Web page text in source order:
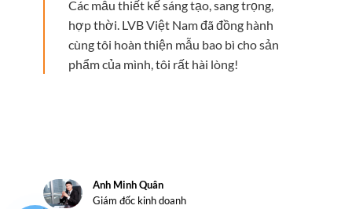
Các mẫu thiết kế sáng tạo, sang trọng,
hợp thời. LVB Việt Nam đã đồng hành
cùng tôi hoàn thiện mẫu bao bì cho sản
phẩm của mình, tôi rất hài lòng!
Anh Minh Quân
Giám đốc kinh doanh